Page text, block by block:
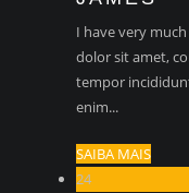
I have very
dolor sit amet,
tempor
enim...
SAIBA MAIS
24